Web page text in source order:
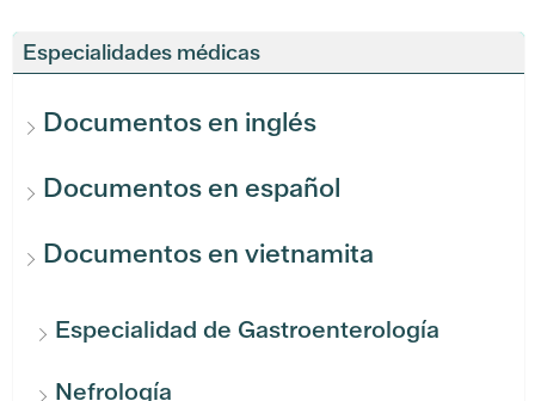
Especialidades médicas
Documentos en inglés
Documentos en español
Documentos en vietnamita
Especialidad de Gastroenterología
Nefrología